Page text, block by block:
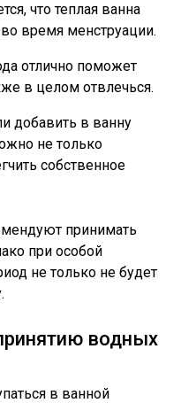
что теплая ванна
время менструации.
отлично поможет
в целом отвлечься.
добавить в ванну
не только
собственное
принимать
при особой
не только не будет
водных
в ванной